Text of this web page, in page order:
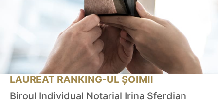
LAUREAT RANKING-UL ȘOIMII
Biroul Individual Notarial Irina Sferdian